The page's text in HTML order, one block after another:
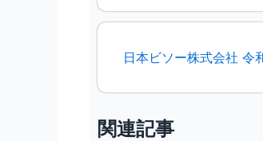
日本ビソー株式会社 令
関連記事